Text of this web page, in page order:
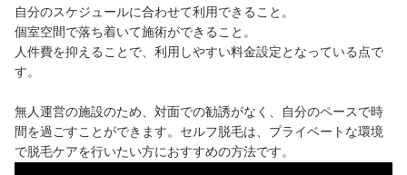
自分のスケジュールに合わせて利用できること。
個室空間で落ち着いて施術ができること。
人件費を抑えることで、利用しやすい料金設定となっている点で
す。
無人運営の施設のため、対面での勧誘がなく、自分のペースで時
間を過ごすことができます。セルフ脱毛は、プライベートな環境
で脱毛ケアを行いたい方におすすめの方法です。